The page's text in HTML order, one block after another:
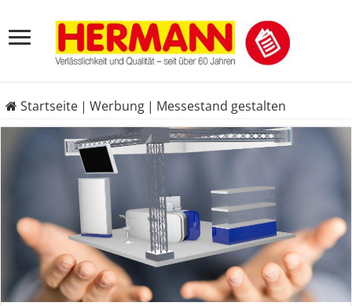
Startseite | Werbung | Messestand gestalten